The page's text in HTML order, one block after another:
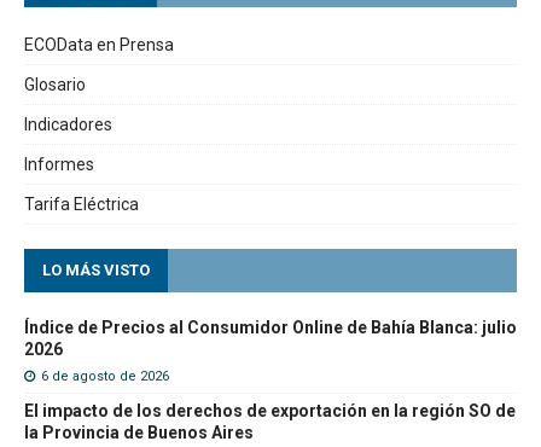
ECOData en Prensa
Glosario
Indicadores
Informes
Tarifa Eléctrica
LO MÁS VISTO
Índice de Precios al Consumidor Online de Bahía Blanca: julio
2026
6 de agosto de 2026
El impacto de los derechos de exportación en la región SO de
la Provincia de Buenos Aires